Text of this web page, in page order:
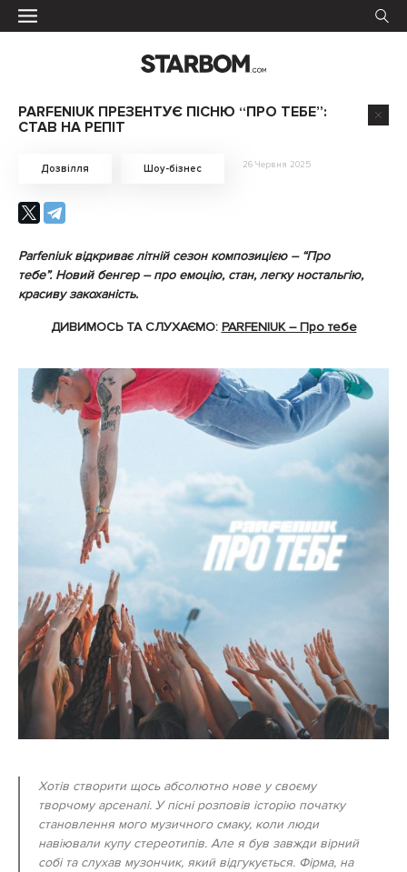
PARFENIUK ПРЕЗЕНТУЄ ПІСНЮ “ПРО ТЕБЕ”:
СТАВ НА РЕПІТ
Дозвілля Шоу-бізнес 26 Червня 2025
Parfeniuk відкриває літній сезон композицією – “Про
тебе”. Новий бенгер – про емоцію, стан, легку ностальгію,
красиву закоханість.
ДИВИМОСЬ ТА СЛУХАЄМО: PARFENIUK – Про тебе
Хотів створити щось абсолютно нове у своєму
творчому арсеналі. У пісні розповів історію початку
становлення мого музичного смаку, коли люди
навіювали купу стереотипів. Але я був завжди вірний
собі та слухав музончик, який відгукується. Фірма, на